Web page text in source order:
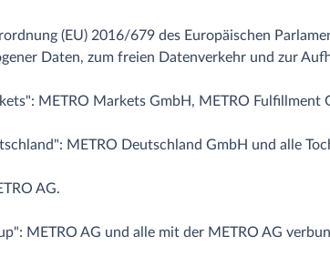
(EU) 2016/679 des Europäischen
Daten, zum freien Datenverkehr und zur
METRO Markets GmbH, METRO
METRO Deutschland GmbH und alle
AG.
METRO AG und alle mit der METRO AG